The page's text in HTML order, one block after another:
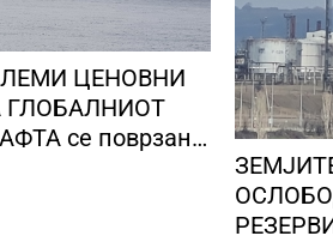
ЦЕНОВНИ
се поврзани
РЕЗЕРВИ ЗА